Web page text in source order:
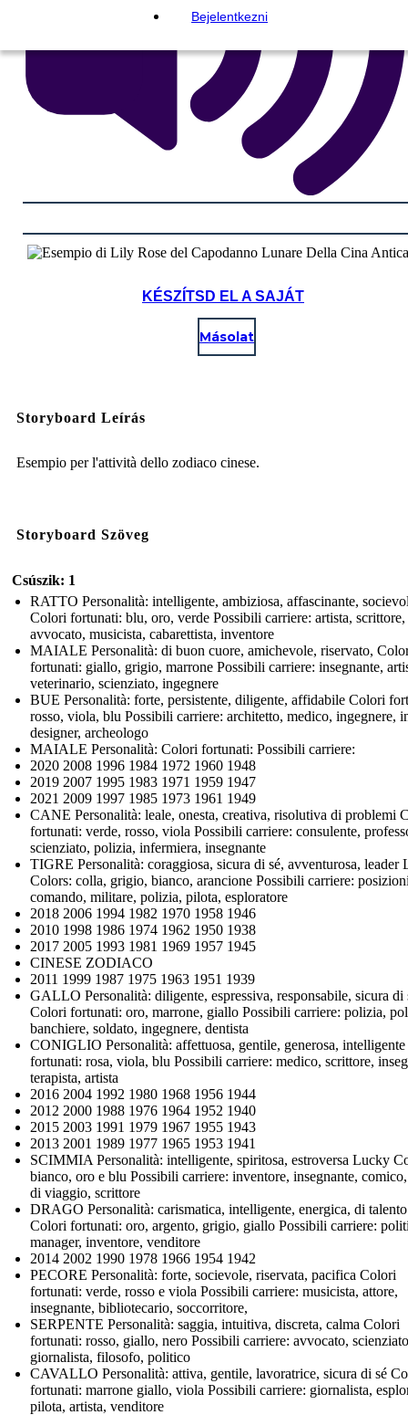
Bejelentkezni
KÉSZÍTSD EL A SAJÁT
Másolat
Storyboard Leírás
Esempio per l'attività dello zodiaco cinese.
Storyboard Szöveg
Csúszik: 1
RATTO Personalità: intelligente, ambiziosa, affascinante,
Colori fortunati: blu, oro, verde Possibili carriere: artista, scrittore,
avvocato, musicista, cabarettista, inventore
MAIALE Personalità: di buon cuore, amichevole, riservato,
fortunati: giallo, grigio, marrone Possibili carriere: insegnante,
veterinario, scienziato, ingegnere
BUE Personalità: forte, persistente, diligente, affidabile Colori
rosso, viola, blu Possibili carriere: architetto, medico, ingegnere,
designer, archeologo
MAIALE Personalità: Colori fortunati: Possibili carriere:
2020 2008 1996 1984 1972 1960 1948
2019 2007 1995 1983 1971 1959 1947
2021 2009 1997 1985 1973 1961 1949
CANE Personalità: leale, onesta, creativa, risolutiva di problemi
fortunati: verde, rosso, viola Possibili carriere: consulente,
scienziato, polizia, infermiera, insegnante
TIGRE Personalità: coraggiosa, sicura di sé, avventurosa, leader
Colors: colla, grigio, bianco, arancione Possibili carriere:
comando, militare, polizia, pilota, esploratore
2018 2006 1994 1982 1970 1958 1946
2010 1998 1986 1974 1962 1950 1938
2017 2005 1993 1981 1969 1957 1945
CINESE ZODIACO
2011 1999 1987 1975 1963 1951 1939
GALLO Personalità: diligente, espressiva, responsabile, sicura di
Colori fortunati: oro, marrone, giallo Possibili carriere: polizia,
banchiere, soldato, ingegnere, dentista
CONIGLIO Personalità: affettuosa, gentile, generosa,
fortunati: rosa, viola, blu Possibili carriere: medico, scrittore,
terapista, artista
2016 2004 1992 1980 1968 1956 1944
2012 2000 1988 1976 1964 1952 1940
2015 2003 1991 1979 1967 1955 1943
2013 2001 1989 1977 1965 1953 1941
SCIMMIA Personalità: intelligente, spiritosa, estroversa Lucky
bianco, oro e blu Possibili carriere: inventore, insegnante,
di viaggio, scrittore
DRAGO Personalità: carismatica, intelligente, energica, di talento
Colori fortunati: oro, argento, grigio, giallo Possibili carriere:
manager, inventore, venditore
2014 2002 1990 1978 1966 1954 1942
PECORE Personalità: forte, socievole, riservata, pacifica Colori
fortunati: verde, rosso e viola Possibili carriere: musicista, attore,
insegnante, bibliotecario, soccorritore,
SERPENTE Personalità: saggia, intuitiva, discreta, calma Colori
fortunati: rosso, giallo, nero Possibili carriere: avvocato,
giornalista, filosofo, politico
CAVALLO Personalità: attiva, gentile, lavoratrice, sicura di sé
fortunati: marrone giallo, viola Possibili carriere: giornalista,
pilota, artista, venditore